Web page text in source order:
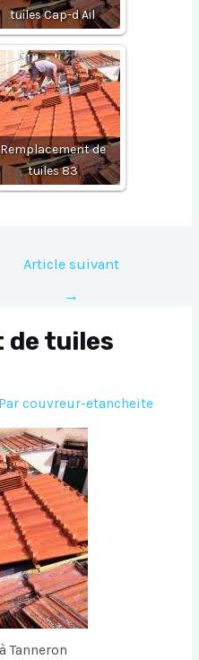
tuiles Cap-d Ail
Remplacement de
tuiles 83
Article suivant
→
de tuiles
couvreur-etancheite
Tanneron